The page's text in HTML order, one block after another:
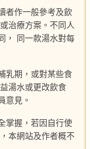
者作一般參考及飲
治療方案。不同人
， 同一款湯水對每
乳期，或對某些食
湯水或更改飲食
意見。
掌握，若因自行使
本網站及作者概不